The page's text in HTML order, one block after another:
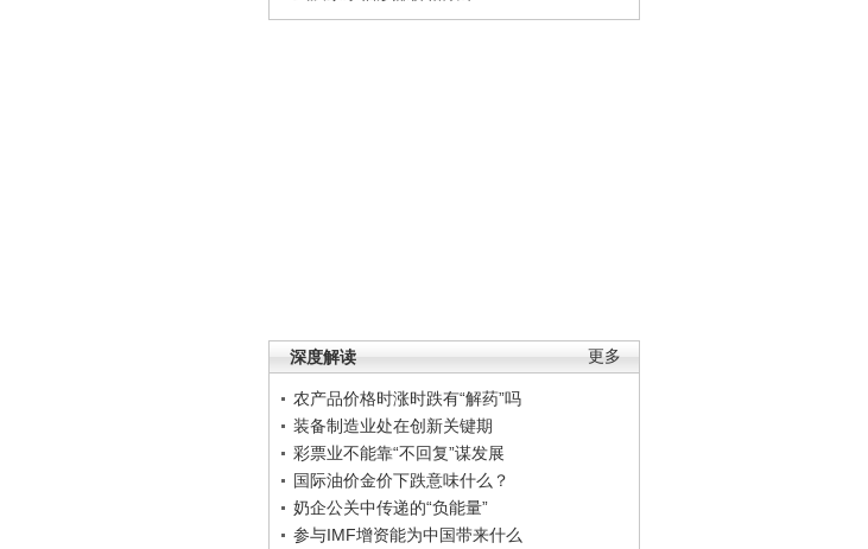
更多
深度解读
农产品价格时涨时跌有“解药”吗
装备制造业处在创新关键期
彩票业不能靠“不回复”谋发展
国际油价金价下跌意味什么？
奶企公关中传递的“负能量”
参与IMF增资能为中国带来什么